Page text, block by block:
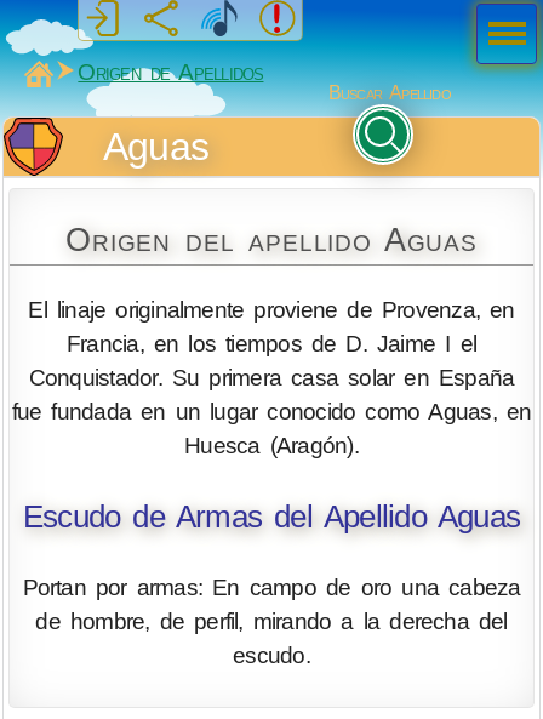
MiSabueso
Origen de Apellidos
Buscar Apellido
Aguas
Origen del apellido Aguas
El linaje originalmente proviene de Provenza, en
Francia, en los tiempos de D. Jaime I el
Conquistador. Su primera casa solar en España
fue fundada en un lugar conocido como Aguas, en
Huesca (Aragón).
Escudo de Armas del Apellido Aguas
Portan por armas: En campo de oro una cabeza
de hombre, de perfil, mirando a la derecha del
escudo.
Men
ú